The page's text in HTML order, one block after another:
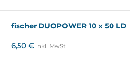
fischer DUOPOWER 10 x 50 LD
6,50€ inkl. MwSt